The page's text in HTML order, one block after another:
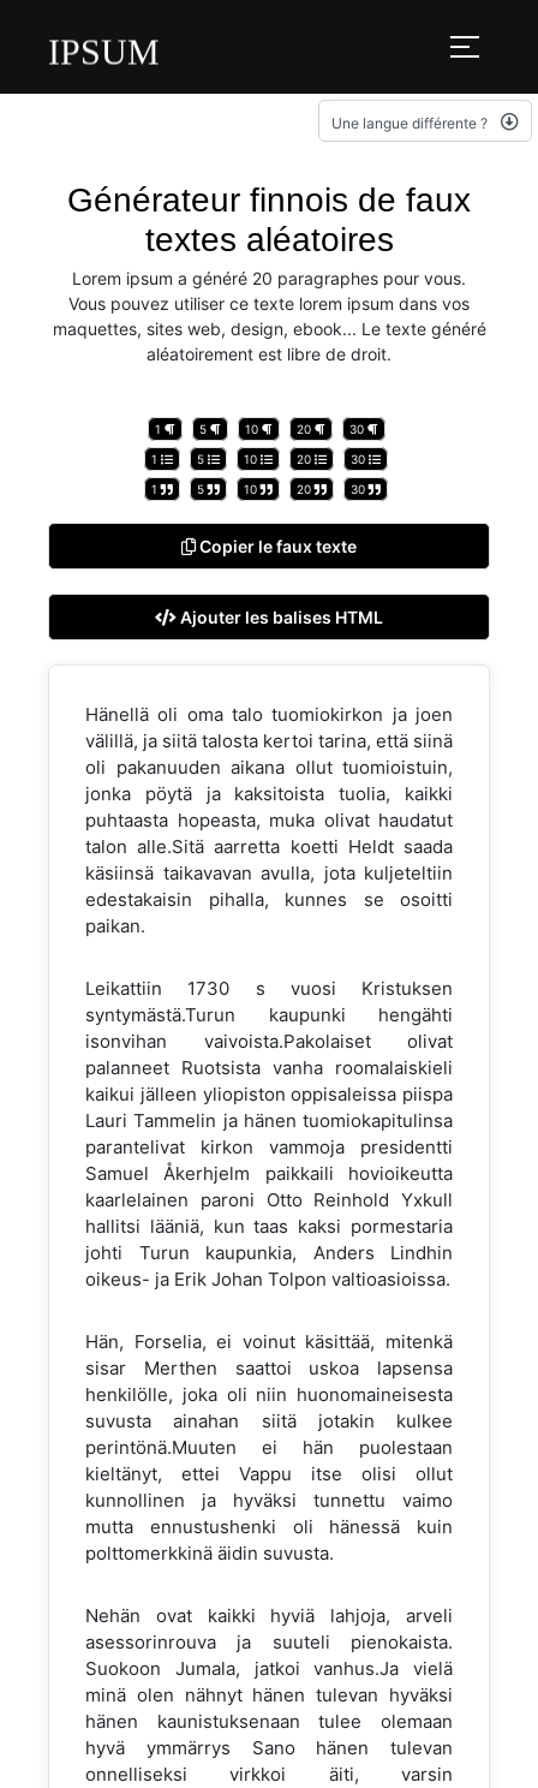
IPSUM
Une langue différente ?
Générateur finnois de faux
textes aléatoires
Lorem ipsum a généré 20 paragraphes pour vous.
Vous pouvez utiliser ce texte lorem ipsum dans vos
maquettes, sites web, design, ebook... Le texte généré
aléatoirement est libre de droit.
1 5 10 20 30
1 5 10 20 30
1 5 10 20 30
Copier le faux texte
Ajouter les balises HTML
Hänellä oli oma talo tuomiokirkon ja joen
välillä, ja siitä talosta kertoi tarina, että siinä
oli pakanuuden aikana ollut tuomioistuin,
jonka pöytä ja kaksitoista tuolia, kaikki
puhtaasta hopeasta, muka olivat haudatut
talon alle.Sitä aarretta koetti Heldt saada
käsiinsä taikavavan avulla, jota kuljeteltiin
edestakaisin pihalla, kunnes se osoitti
paikan.
Leikattiin 1730 s vuosi Kristuksen
syntymästä.Turun kaupunki hengähti
isonvihan vaivoista.Pakolaiset olivat
palanneet Ruotsista vanha roomalaiskieli
kaikui jälleen yliopiston oppisaleissa piispa
Lauri Tammelin ja hänen tuomiokapitulinsa
parantelivat kirkon vammoja presidentti
Samuel Åkerhjelm paikkaili hovioikeutta
kaarlelainen paroni Otto Reinhold Yxkull
hallitsi lääniä, kun taas kaksi pormestaria
johti Turun kaupunkia, Anders Lindhin
oikeus- ja Erik Johan Tolpon valtioasioissa.
Hän, Forselia, ei voinut käsittää, mitenkä
sisar Merthen saattoi uskoa lapsensa
henkilölle, joka oli niin huonomaineisesta
suvusta ainahan siitä jotakin kulkee
perintönä.Muuten ei hän puolestaan
kieltänyt, ettei Vappu itse olisi ollut
kunnollinen ja hyväksi tunnettu vaimo
mutta ennustushenki oli hänessä kuin
polttomerkkinä äidin suvusta.
Nehän ovat kaikki hyviä lahjoja, arveli
asessorinrouva ja suuteli pienokaista.
Suokoon Jumala, jatkoi vanhus.Ja vielä
minä olen nähnyt hänen tulevan hyväksi
hänen kaunistuksenaan tulee olemaan
hyvä ymmärrys Sano hänen tulevan
onnelliseksi virkkoi äiti, varsin